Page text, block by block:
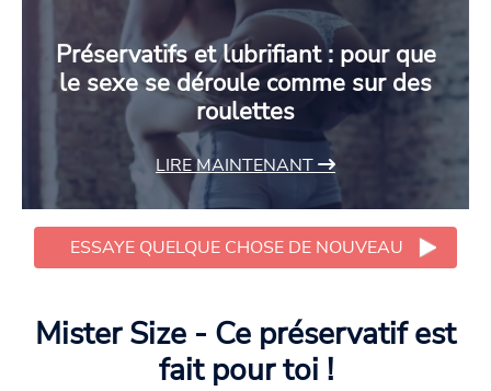
Préservatifs et lubrifiant : pour que
le sexe se déroule comme sur des
roulettes
LIRE MAINTENANT
ESSAYE QUELQUE CHOSE DE NOUVEAU
Mister Size - Ce préservatif est
fait pour toi !